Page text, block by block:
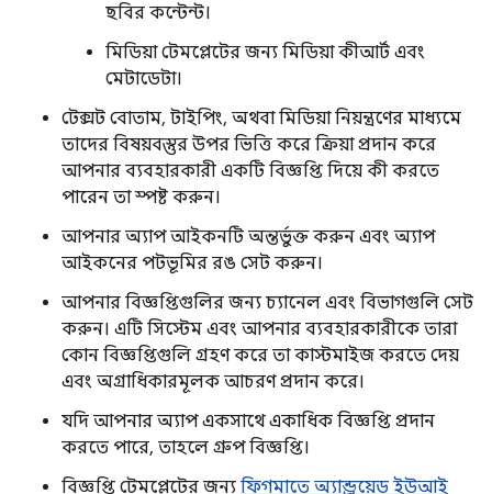
ছবির কন্টেন্ট।
মিডিয়া টেমপ্লেটের জন্য মিডিয়া কীআর্ট এবং
মেটাডেটা।
টেক্সট বোতাম, টাইপিং, অথবা মিডিয়া নিয়ন্ত্রণের মাধ্যমে
তাদের বিষয়বস্তুর উপর ভিত্তি করে ক্রিয়া প্রদান করে
আপনার ব্যবহারকারী একটি বিজ্ঞপ্তি দিয়ে কী করতে
পারেন তা স্পষ্ট করুন।
আপনার অ্যাপ আইকনটি অন্তর্ভুক্ত করুন এবং অ্যাপ
আইকনের পটভূমির রঙ সেট করুন।
আপনার বিজ্ঞপ্তিগুলির জন্য চ্যানেল এবং বিভাগগুলি সেট
করুন। এটি সিস্টেম এবং আপনার ব্যবহারকারীকে তারা
কোন বিজ্ঞপ্তিগুলি গ্রহণ করে তা কাস্টমাইজ করতে দেয়
এবং অগ্রাধিকারমূলক আচরণ প্রদান করে।
যদি আপনার অ্যাপ একসাথে একাধিক বিজ্ঞপ্তি প্রদান
করতে পারে, তাহলে গ্রুপ বিজ্ঞপ্তি।
বিজ্ঞপ্তি টেমপ্লেটের জন্য ফিগমাতে অ্যান্ড্রয়েড ইউআই